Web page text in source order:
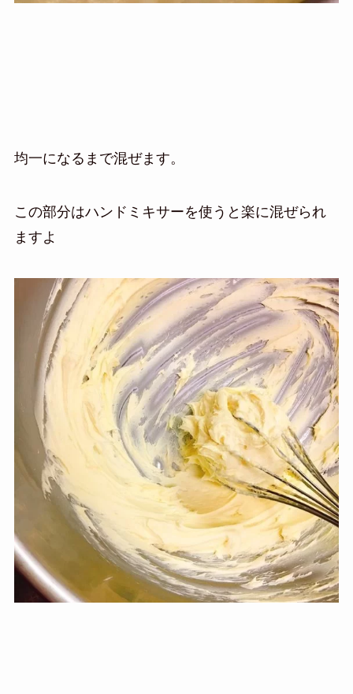
均一になるまで混ぜます。
この部分はハンドミキサーを使うと楽に混ぜられ
ますよ